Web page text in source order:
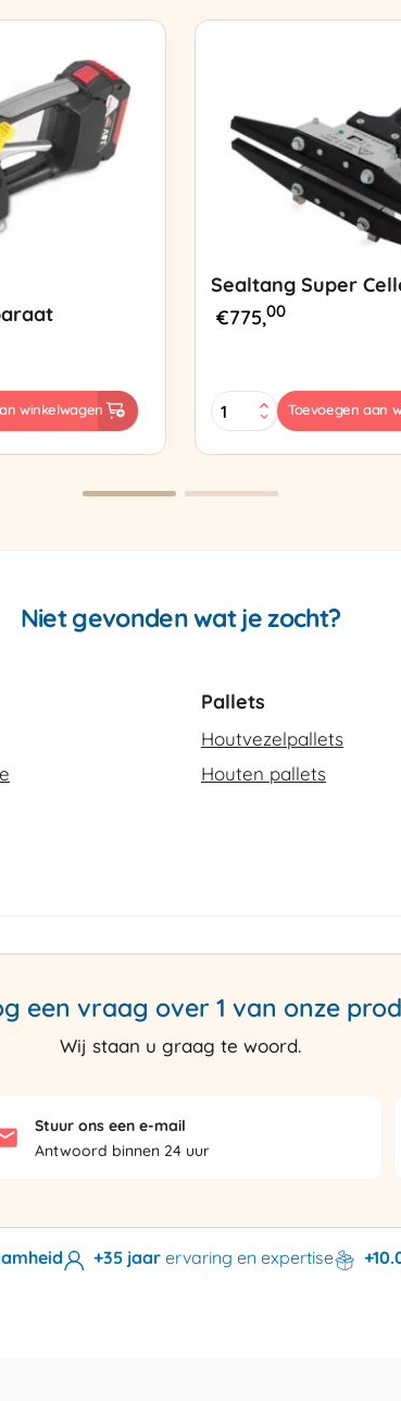
winkelwagen
Sealtang Super
€775,00
Sealtang
Super
Toevoegen aan
Niet gevonden wat je zocht?
Pallets
Houtvezelpallets
Houten pallets
een vraag over 1 van onze
Wij staan u graag te woord.
Stuur ons een e-mail
Antwoord binnen 24 uur
+35 jaar ervaring en expertise